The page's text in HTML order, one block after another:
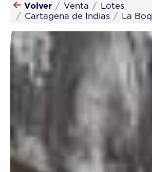
Volver Venta
Lotes
Cartagena de Indias
La